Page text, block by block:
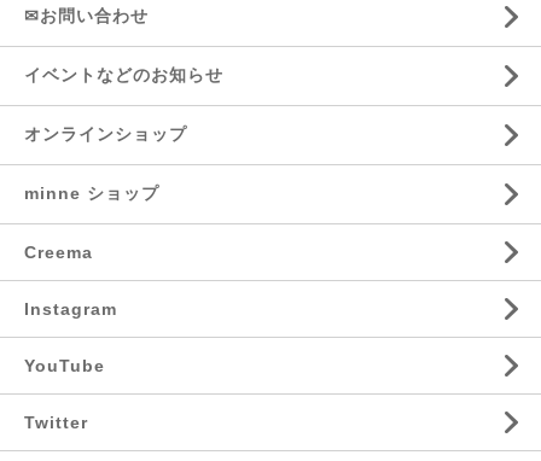
✉お問い合わせ
イベントなどのお知らせ
オンラインショップ
minne ショップ
Creema
Instagram
YouTube
Twitter